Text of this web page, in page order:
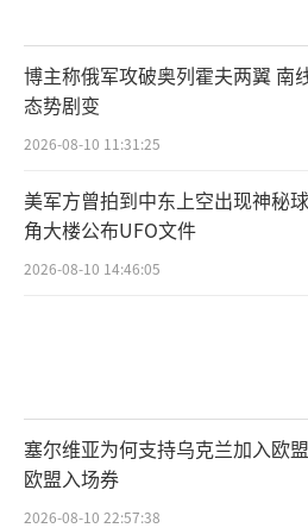
博主称俄军攻破奥列霍夫两翼 南
态势剧变
2026-08-10 11:31:25
美军方曾拍到中东上空出现神秘
角大楼公布UFO文件
2026-08-10 14:46:05
塞尔维亚为何支持乌克兰加入欧
欧盟入场券
2026-08-10 22:57:38